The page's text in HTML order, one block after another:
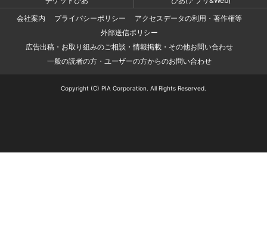
会社案内
プライバシーポリシー
アクセスデータの利用・著作権等
外部送信ポリシー
広告出稿・お取り組みのご相談・情報掲載・その他お問い合わせ
一般の読者の方・ユーザーの方からのお問い合わせ
Copyright (C) PIA Corporation. All Rights Reserved.